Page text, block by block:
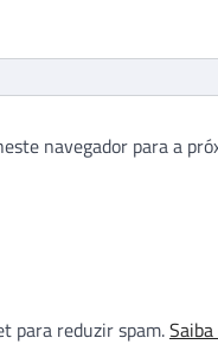
navegador para a
para reduzir spam.